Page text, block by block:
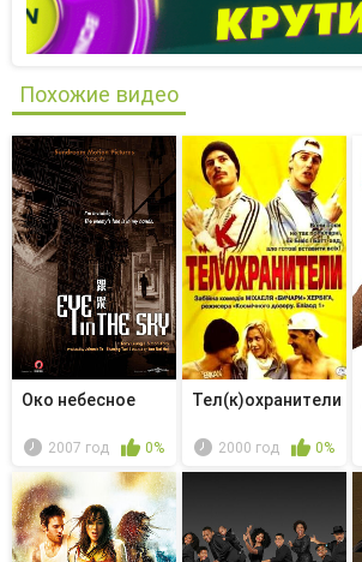
Похожие видео
Око небесное
2007 год 0%
Тел(к)охранители
2000 год 0%